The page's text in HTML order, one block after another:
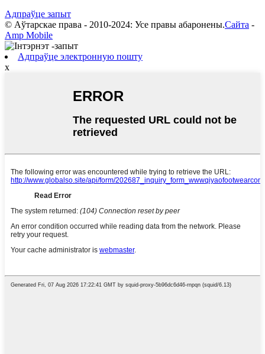
Адпраўце запыт
© Аўтарскае права - 2010-2024: Усе правы абаронены.Сайта -
Amp Mobile
Адпраўце электронную пошту
x